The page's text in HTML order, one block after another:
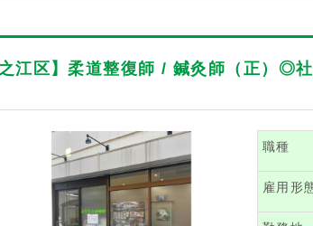
之江区】柔道整復師 / 鍼灸師（正）◎
職種
雇用形